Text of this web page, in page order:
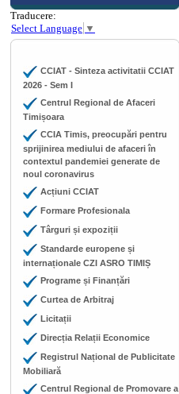
Traducere:
Select Language ▼
CCIAT - Sinteza activitatii CCIAT
2026 - Sem I
Centrul Regional de Afaceri
Timișoara
CCIA Timis, preocupări pentru
sprijinirea mediului de afaceri în
contextul pandemiei generate de
noul coronavirus
Acțiuni CCIAT
Formare Profesionala
Târguri și expoziții
Standarde europene și
internaționale CZI ASRO TIMIȘ
Programe și Finanțări
Curtea de Arbitraj
Licitații
Direcția Relații Economice
Registrul Național de Publicitate
Mobiliară
Centrul Regional de Promovare a